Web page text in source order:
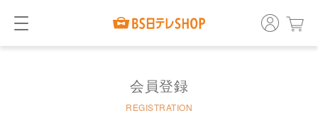
会員登録
REGISTRATION